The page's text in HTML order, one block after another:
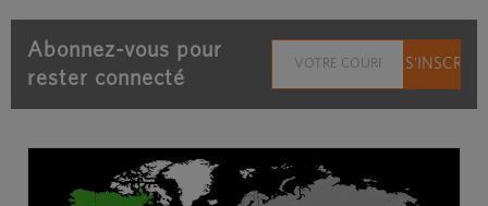
Abonnez-vous pour
rester connecté